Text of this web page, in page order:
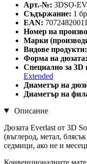
Арт.-№: 3DSO-
Съдържание: 1
EAN:
Номер на
Марки
Видове продукти:
Форма на дюзата:
Специално за 3D
Extended
Диаметър на
Диаметър на
Описание
Дюзата Everlast от 3D
(въглерод, метал,
седмици, ако не и
Конвенционалните